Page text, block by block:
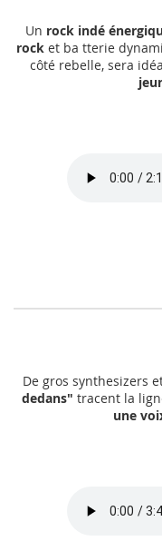
Un rock indé
rocket ba tterie
côté rebelle, sera
De gros synthesizers
dedans" tracent la
une